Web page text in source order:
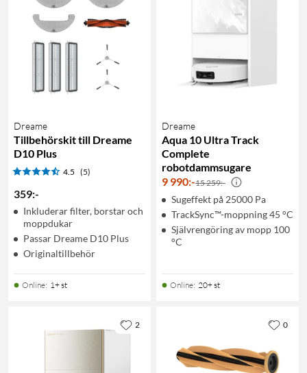
Dreame
Tillbehörskit till Dreame
D10 Plus
4.5 (5)
359:-
Inkluderar filter, borstar och
moppdukar
Passar Dreame D10 Plus
Originaltillbehör
Online: 1+ st
Dreame
Aqua 10 Ultra Track
Complete
robotdammsugare
9 990:-15 259:-
Sugeffekt på 25000 Pa
TrackSync™-moppning 45 °C
Självrengöring av mopp 100
°C
Online: 20+ st
2 0